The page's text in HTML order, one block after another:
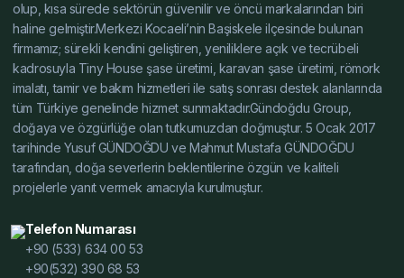
Çelik Karavan Şase Dayanıklılık Testi, Karavan Şasesi
Dayanıklılık Testi, Tiny House Şasesi Dayanıklılık Testi,
Alçak Şase Dayanıklılık Testi, Yüksek Şase Dayanıklılık
Testi, Hafif Çelik Karavan Şase Modelleri Fiyat, Karavan
Şasesi Modelleri Fiyat, Tiny House Şasesi Modelleri
Fiyat, Alçak Şase Modelleri Fiyat, Yüksek Şase Modelleri
Fiyat, Hafif Çelik Karavan Şase Satın Al, Karavan Şasesi
Satın Al, Tiny House Şasesi Satın Al, Alçak Şase Satın
Al, Yüksek Şase Satın Al, Hafif Çelik Karavan Şase
Üretici, Alçak Şase Üretici, Yüksek Şase Üretici, Hafif
Çelik Karavan Şase Toptan, Karavan Şasesi Toptan,
olup, kısa sürede sektörün güvenilir ve öncü markalarından biri
haline gelmiştir.Merkezi Kocaeli’nin Başiskele ilçesinde bulunan
firmamız; sürekli kendini geliştiren, yeniliklere açık ve tecrübeli
kadrosuyla Tiny House şase üretimi, karavan şase üretimi, römork
imalatı, tamir ve bakım hizmetleri ile satış sonrası destek alanlarında
tüm Türkiye genelinde hizmet sunmaktadır.Gündoğdu Group,
doğaya ve özgürlüğe olan tutkumuzdan doğmuştur. 5 Ocak 2017
tarihinde Yusuf GÜNDOĞDU ve Mahmut Mustafa GÜNDOĞDU
tarafından, doğa severlerin beklentilerine özgün ve kaliteli
projelerle yanıt vermek amacıyla kurulmuştur.
Telefon Numarası
+90 (533) 634 00 53
+90(532) 390 68 53